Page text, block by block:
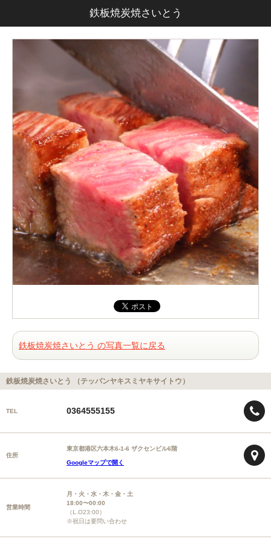
鉄板焼炭焼さいとう
鉄板焼炭焼さいとう の写真一覧に戻る
鉄板焼炭焼さいとう （テッパンヤキスミヤキサイトウ）
TEL 0364555155
住所
東京都港区六本木6-1-6 ザクセンビル6階
Googleマップで開く
営業時間
月・火・水・木・金・土
18:00〜00:00
（L.O23:00）
※祝日は要問い合わせ